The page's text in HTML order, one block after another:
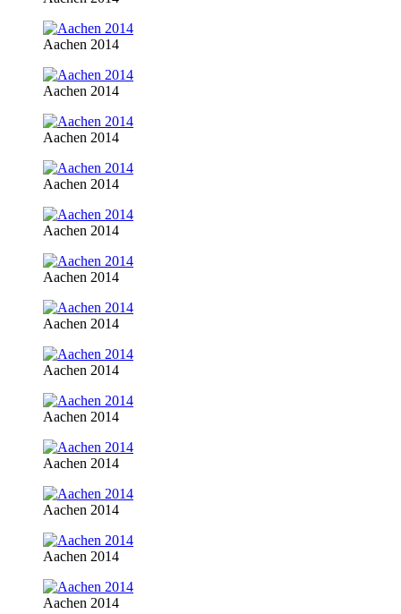
Aachen 2014
Aachen 2014
Aachen 2014
Aachen 2014
Aachen 2014
Aachen 2014
Aachen 2014
Aachen 2014
Aachen 2014
Aachen 2014
Aachen 2014
Aachen 2014
Aachen 2014